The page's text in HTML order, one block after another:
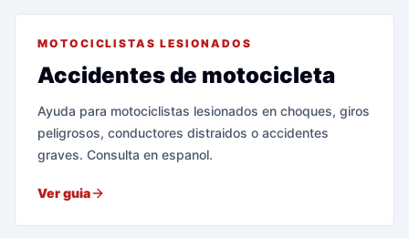
MOTOCICLISTAS LESIONADOS
Accidentes de motocicleta
Ayuda para motociclistas lesionados en choques, giros
peligrosos, conductores distraidos o accidentes
graves. Consulta en espanol.
Ver guia